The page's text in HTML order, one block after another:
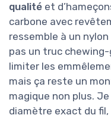
qualité et
carbone avec
ressemble à un
pas un truc
limiter les
mais ça reste un
magique non plus.
diamètre exact du